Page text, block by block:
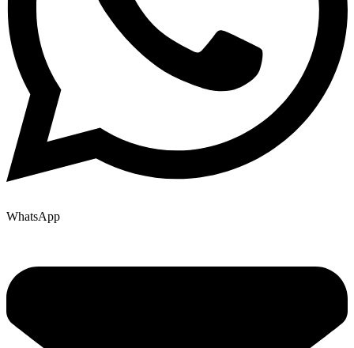
WhatsApp